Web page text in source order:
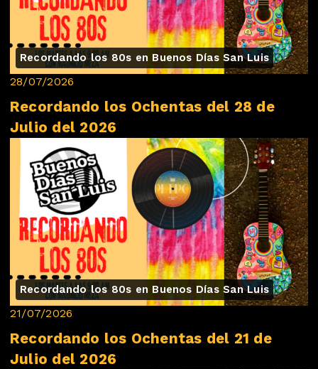
Recordando los 80s en Buenos Días San Luis
28/07/2026
Recordando los Ochentas del 28 de
Julio del 2026
Recordando los 80s en Buenos Días San Luis
21/07/2026
Recordando los Ochentas del 21 de
Julio del 2026